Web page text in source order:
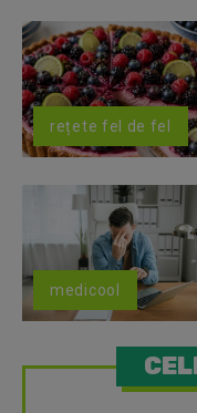
rețete fel de fel
medicool